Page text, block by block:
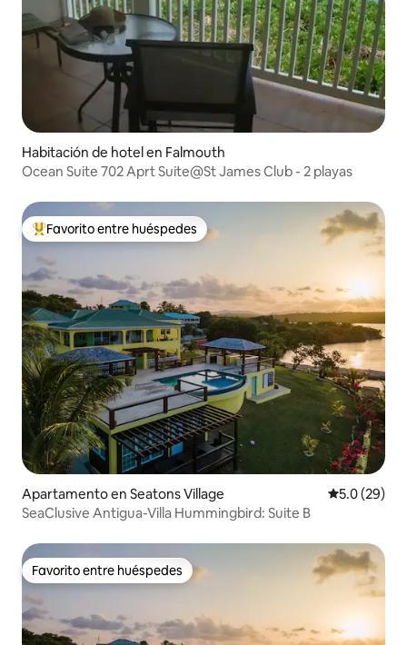
Habitación de hotel en Falmouth
Ocean Suite 702 Aprt Suite@St James Club - 2 playas
Favorito entre huéspedes preferido
Favorito entre huéspedes
Apartamento en Seatons Village Calificación
5.0 (29)
SeaClusive Antigua-Villa Hummingbird: Suite B
Favorito entre huéspedes
Favorito entre huéspedes